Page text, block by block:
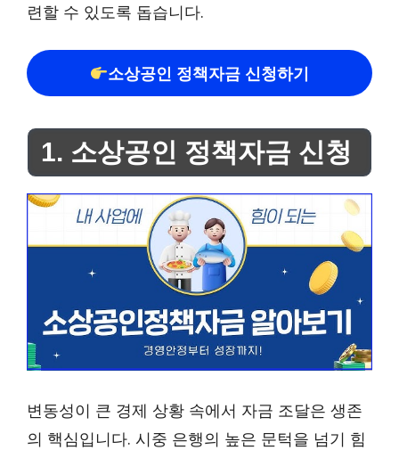
련할 수 있도록 돕습니다.
소상공인 정책자금 신청하기
1. 소상공인 정책자금 신청
변동성이 큰 경제 상황 속에서 자금 조달은 생존
의 핵심입니다. 시중 은행의 높은 문턱을 넘기 힘